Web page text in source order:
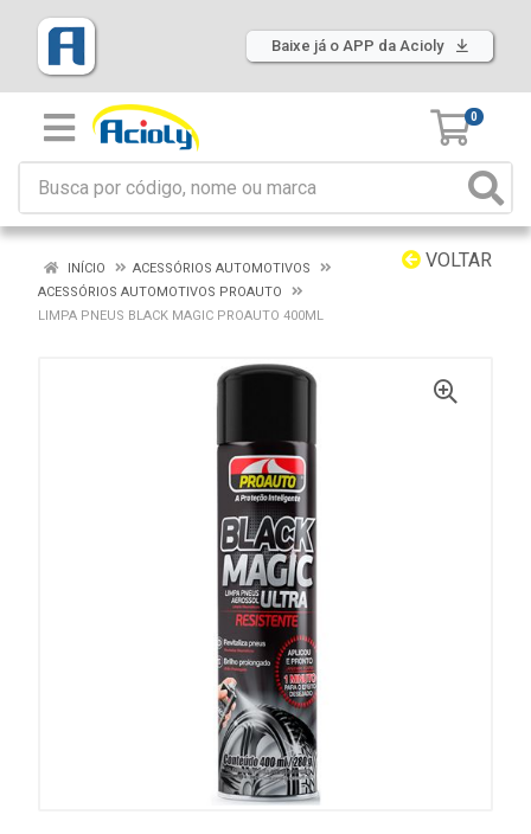
Baixe já o APP da Acioly
0
VOLTAR
INÍCIO
ACESSÓRIOS AUTOMOTIVOS
ACESSÓRIOS AUTOMOTIVOS PROAUTO
LIMPA PNEUS BLACK MAGIC PROAUTO 400ML